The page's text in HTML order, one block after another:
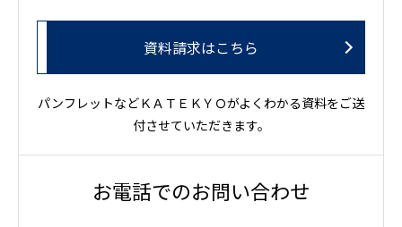
資料請求はこちら
パンフレットなどＫＡＴＥＫＹＯがよくわかる資料をご送
付させていただきます。
お電話でのお問い合わせ